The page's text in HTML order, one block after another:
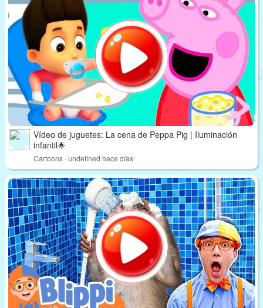
Vídeo de juguetes: La cena de Peppa Pig | Iluminación
infantil🌟
Cartoons · undefined hace días